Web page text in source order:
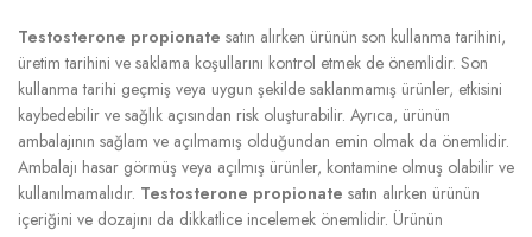
Testosterone propionate satın alırken ürünün son kullanma tarihini,
üretim tarihini ve saklama koşullarını kontrol etmek de önemlidir. Son
kullanma tarihi geçmiş veya uygun şekilde saklanmamış ürünler, etkisini
kaybedebilir ve sağlık açısından risk oluşturabilir. Ayrıca, ürünün
ambalajının sağlam ve açılmamış olduğundan emin olmak da önemlidir.
Ambalajı hasar görmüş veya açılmış ürünler, kontamine olmuş olabilir ve
kullanılmamalıdır. Testosterone propionate satın alırken ürünün
içeriğini ve dozajını da dikkatlice incelemek önemlidir. Ürünün